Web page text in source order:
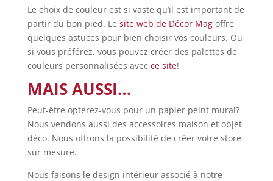
Le choix de couleur est si vaste qu’il est important de
partir du bon pied. Le site web de Décor Magoffre
quelques astuces pour bien choisir vos couleurs. Ou
si vous préférez, vous pouvez créer des palettes de
couleurs personnalisées avec ce site!
MAIS AUSSI…
Peut-être opterez-vous pour un papier peint mural?
Nous vendons aussi des accessoires maison et objet
déco. Nous offrons la possibilité de créer votre store
sur mesure.
Nous faisons le design intérieur associé à notre